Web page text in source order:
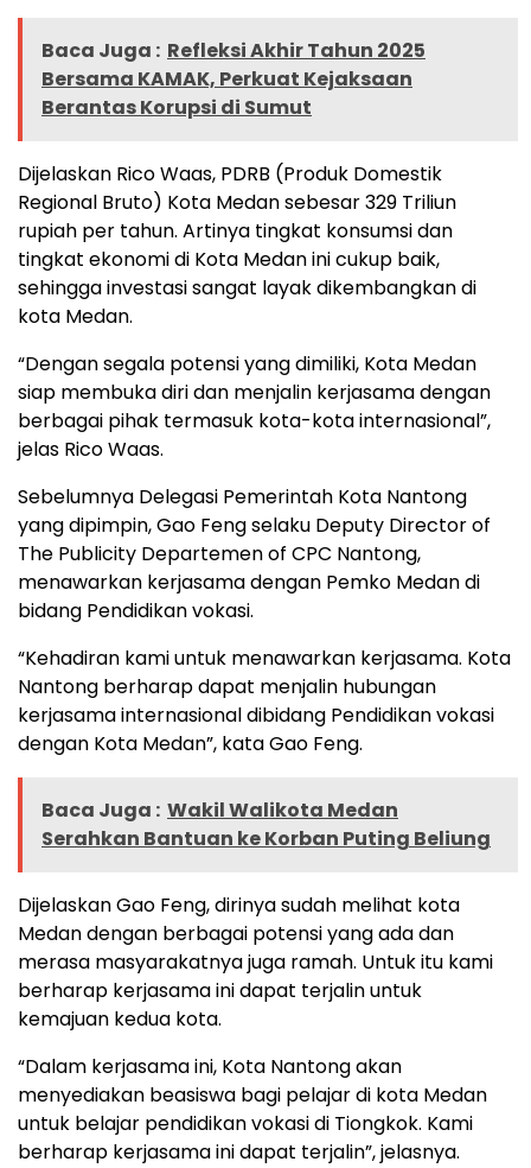
Baca Juga : Refleksi Akhir Tahun 2025
Bersama KAMAK, Perkuat Kejaksaan
Berantas Korupsi di Sumut
Dijelaskan Rico Waas, PDRB (Produk Domestik
Regional Bruto) Kota Medan sebesar 329 Triliun
rupiah per tahun. Artinya tingkat konsumsi dan
tingkat ekonomi di Kota Medan ini cukup baik,
sehingga investasi sangat layak dikembangkan di
kota Medan.
“Dengan segala potensi yang dimiliki, Kota Medan
siap membuka diri dan menjalin kerjasama dengan
berbagai pihak termasuk kota-kota internasional”,
jelas Rico Waas.
Sebelumnya Delegasi Pemerintah Kota Nantong
yang dipimpin, Gao Feng selaku Deputy Director of
The Publicity Departemen of CPC Nantong,
menawarkan kerjasama dengan Pemko Medan di
bidang Pendidikan vokasi.
“Kehadiran kami untuk menawarkan kerjasama. Kota
Nantong berharap dapat menjalin hubungan
kerjasama internasional dibidang Pendidikan vokasi
dengan Kota Medan”, kata Gao Feng.
Baca Juga : Wakil Walikota Medan
Serahkan Bantuan ke Korban Puting Beliung
Dijelaskan Gao Feng, dirinya sudah melihat kota
Medan dengan berbagai potensi yang ada dan
merasa masyarakatnya juga ramah. Untuk itu kami
berharap kerjasama ini dapat terjalin untuk
kemajuan kedua kota.
“Dalam kerjasama ini, Kota Nantong akan
menyediakan beasiswa bagi pelajar di kota Medan
untuk belajar pendidikan vokasi di Tiongkok. Kami
berharap kerjasama ini dapat terjalin”, jelasnya.